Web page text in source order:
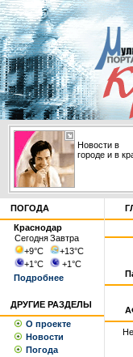
Новости в
городе и в
ПОГОДА
Краснодар
СегодняЗавтра
+9°С +13°С
+1°С +1°С
Подробнее
ДРУГИЕ РАЗДЕЛЫ
О проекте
Новости
Погода